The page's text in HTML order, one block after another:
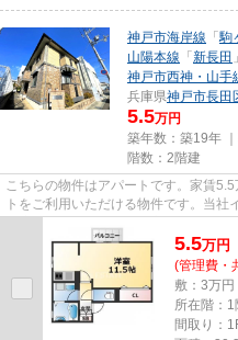
神戸市海岸線 「駒
山陽本線 「 新長田
神戸市西神・山手
兵庫県神戸市長田
5.5万円
築年数：築19年 ｜
階数：2階建
こちらの物件はアパートです。家賃
トをご利用いただける物件です。当
5.5万円
(管理費・
敷：3万円
所在階：1
間取り：